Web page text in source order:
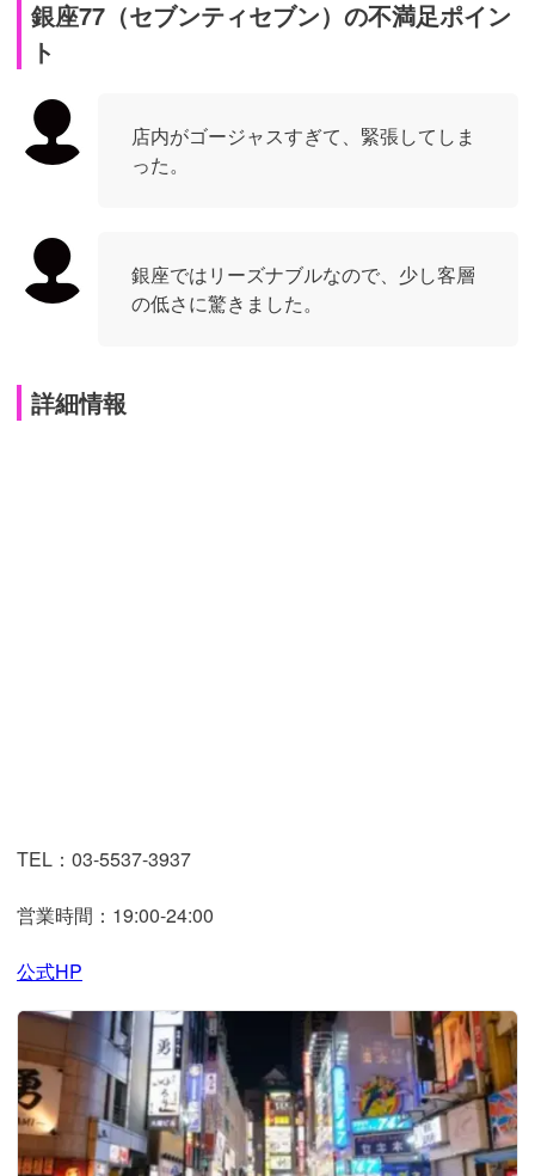
銀座77（セブンティセブン）の不満足ポイン
ト
店内がゴージャスすぎて、緊張してしま
った。
銀座ではリーズナブルなので、少し客層
の低さに驚きました。
詳細情報
TEL：03-5537-3937
営業時間：19:00-24:00
公式HP